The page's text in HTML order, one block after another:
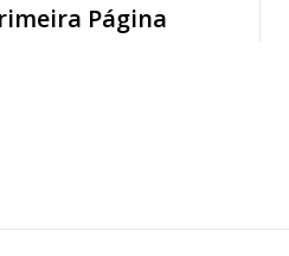
Página